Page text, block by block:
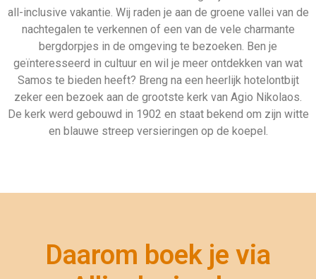
all-inclusive vakantie. Wij raden je aan de groene vallei van de
nachtegalen te verkennen of een van de vele charmante
bergdorpjes in de omgeving te bezoeken. Ben je
geïnteresseerd in cultuur en wil je meer ontdekken van wat
Samos te bieden heeft? Breng na een heerlijk hotelontbijt
zeker een bezoek aan de grootste kerk van Agio Nikolaos.
De kerk werd gebouwd in 1902 en staat bekend om zijn witte
en blauwe streep versieringen op de koepel.
Daarom boek je via